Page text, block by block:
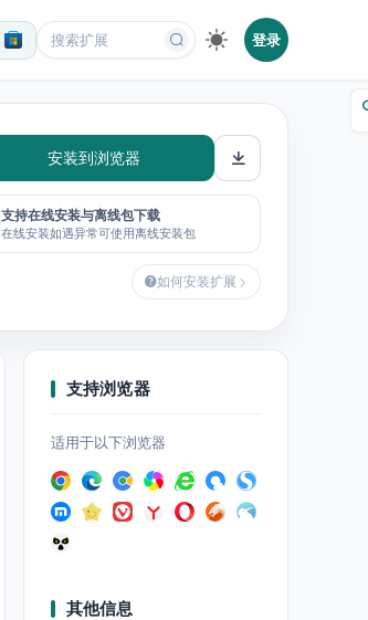
登录
安装到浏览器
支持在线安装与离线包下载
在线安装如遇异常可使用离线安装包
如何安装扩展
支持浏览器
适用于以下浏览器
其他信息